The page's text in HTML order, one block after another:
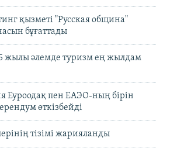
қызметі "Русская община"
бұғаттады
жылы әлемде туризм ең жылдам
пен ЕАЭО-ның бірін
өткізбейді
тізімі жарияланды